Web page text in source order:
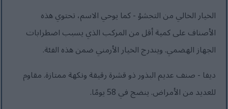
الخيار الخالي من التجشؤ - كما يوحي الاسم، تحتوي هذه
الأصناف على كمية أقل من المركب الذي يسبب اضطرابات
الجهاز الهضمي. ويندرج الخيار الأرمني ضمن هذه الفئة.
ديفا - صنف عديم البذور ذو قشرة رقيقة ونكهة ممتازة. مقاوم
للعديد من الأمراض. ينضج في 58 يومًا.